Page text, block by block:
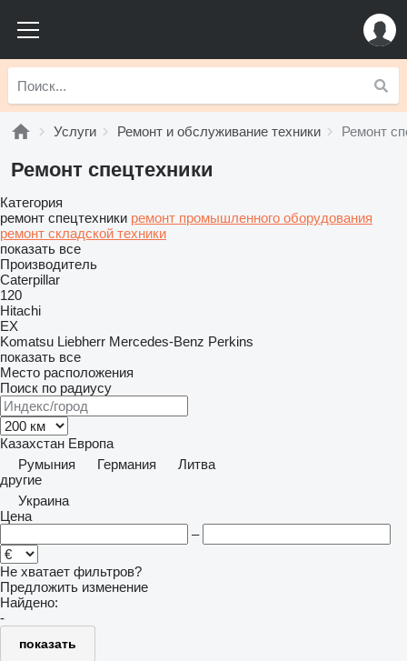
Услуги Ремонт и обслуживание техники Ремонт
Ремонт спецтехники
Категория
ремонт спецтехники ремонт промышленного оборудования
ремонт складской техники
показать все
Производитель
Caterpillar
120
Hitachi
EX
Komatsu Liebherr Mercedes-Benz Perkins
показать все
Место расположения
Поиск по радиусу
Казахстан Европа
Румыния
Германия
Литва
другие
Украина
Цена
–
Не хватает фильтров?
Предложить изменение
Найдено:
-
показать